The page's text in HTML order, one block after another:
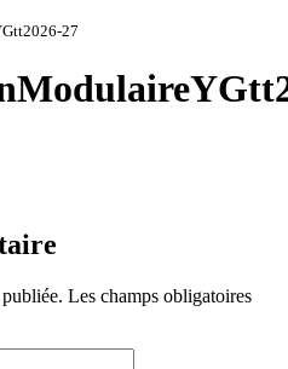
27
Les champs obligatoires